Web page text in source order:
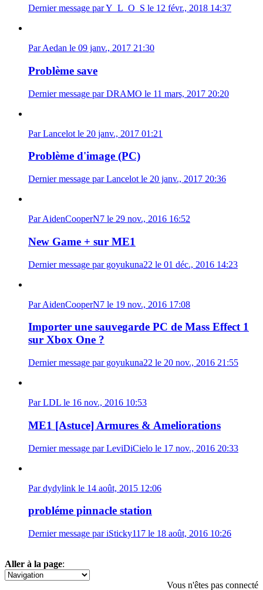
Dernier message par Y_L_O_S le 12 févr., 2018 14:37
Par Aedan le 09 janv., 2017 21:30
Problème save
Dernier message par DRAMO le 11 mars, 2017 20:20
Par Lancelot le 20 janv., 2017 01:21
Problème d'image (PC)
Dernier message par Lancelot le 20 janv., 2017 20:36
Par AidenCooperN7 le 29 nov., 2016 16:52
New Game + sur ME1
Dernier message par goyukuna22 le 01 déc., 2016 14:23
Par AidenCooperN7 le 19 nov., 2016 17:08
Importer une sauvegarde PC de Mass Effect 1
sur Xbox One ?
Dernier message par goyukuna22 le 20 nov., 2016 21:55
Par LDL le 16 nov., 2016 10:53
ME1 [Astuce] Armures & Ameliorations
Dernier message par LeviDiCielo le 17 nov., 2016 20:33
Par dydylink le 14 août, 2015 12:06
probléme pinnacle station
Dernier message par iSticky117 le 18 août, 2016 10:26
Aller à la page:
1 2
Vous n'êtes pas connecté